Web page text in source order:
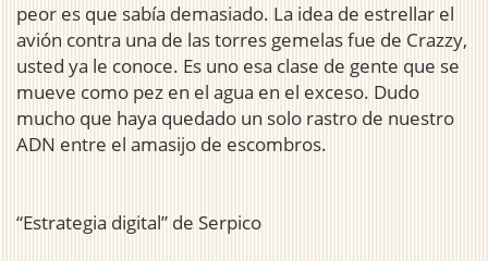
peor es que sabía demasiado. La idea de estrellar el
avión contra una de las torres gemelas fue de Crazzy,
usted ya le conoce. Es uno esa clase de gente que se
mueve como pez en el agua en el exceso. Dudo
mucho que haya quedado un solo rastro de nuestro
ADN entre el amasijo de escombros.
“Estrategia digital” de Serpico